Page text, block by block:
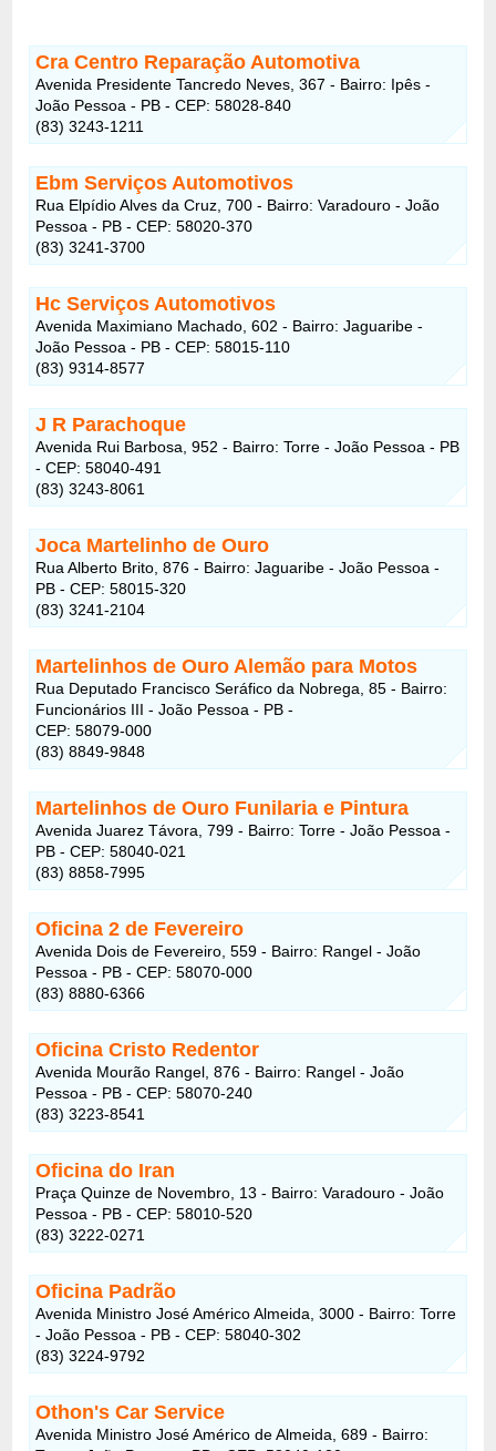
Cra Centro Reparação Automotiva
Avenida Presidente Tancredo Neves, 367 - Bairro: Ipês -
João Pessoa - PB - CEP: 58028-840
(83) 3243-1211
Ebm Serviços Automotivos
Rua Elpídio Alves da Cruz, 700 - Bairro: Varadouro - João
Pessoa - PB - CEP: 58020-370
(83) 3241-3700
Hc Serviços Automotivos
Avenida Maximiano Machado, 602 - Bairro: Jaguaribe -
João Pessoa - PB - CEP: 58015-110
(83) 9314-8577
J R Parachoque
Avenida Rui Barbosa, 952 - Bairro: Torre - João Pessoa - PB
- CEP: 58040-491
(83) 3243-8061
Joca Martelinho de Ouro
Rua Alberto Brito, 876 - Bairro: Jaguaribe - João Pessoa -
PB - CEP: 58015-320
(83) 3241-2104
Martelinhos de Ouro Alemão para Motos
Rua Deputado Francisco Seráfico da Nobrega, 85 - Bairro:
Funcionários III - João Pessoa - PB -
CEP: 58079-000
(83) 8849-9848
Martelinhos de Ouro Funilaria e Pintura
Avenida Juarez Távora, 799 - Bairro: Torre - João Pessoa -
PB - CEP: 58040-021
(83) 8858-7995
Oficina 2 de Fevereiro
Avenida Dois de Fevereiro, 559 - Bairro: Rangel - João
Pessoa - PB - CEP: 58070-000
(83) 8880-6366
Oficina Cristo Redentor
Avenida Mourão Rangel, 876 - Bairro: Rangel - João
Pessoa - PB - CEP: 58070-240
(83) 3223-8541
Oficina do Iran
Praça Quinze de Novembro, 13 - Bairro: Varadouro - João
Pessoa - PB - CEP: 58010-520
(83) 3222-0271
Oficina Padrão
Avenida Ministro José Américo Almeida, 3000 - Bairro: Torre
- João Pessoa - PB - CEP: 58040-302
(83) 3224-9792
Othon's Car Service
Avenida Ministro José Américo de Almeida, 689 - Bairro: